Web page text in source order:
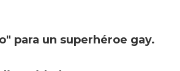
para un superhéroe gay.